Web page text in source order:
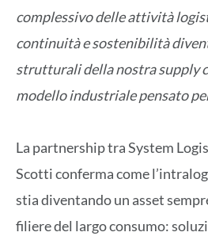
complessivo delle attività
continuità e sostenibilità
strutturali della nostra supply
modello industriale pensato
La partnership tra System
Scotti conferma come
stia diventando un asset
filiere del largo consumo: